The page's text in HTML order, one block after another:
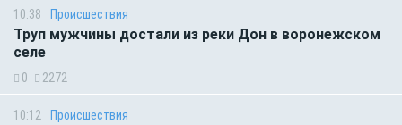
10:38 Происшествия
Труп мужчины достали из реки Дон в воронежском
селе
0 2272
10:12 Происшествия